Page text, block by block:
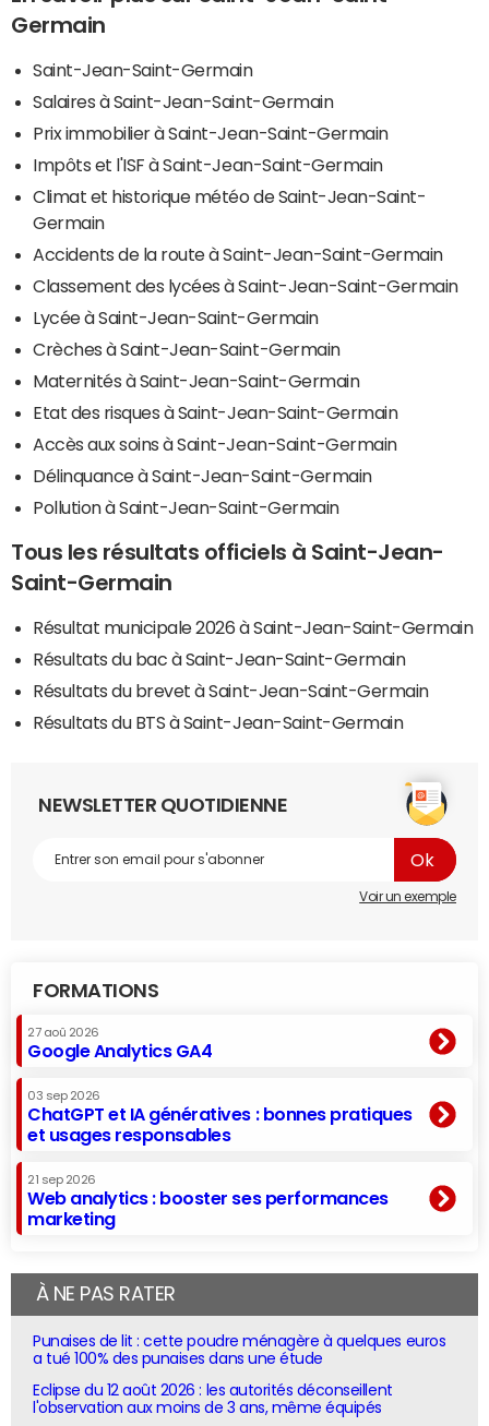
Germain
Saint-Jean-Saint-Germain
Salaires à Saint-Jean-Saint-Germain
Prix immobilier à Saint-Jean-Saint-Germain
Impôts et l'ISF à Saint-Jean-Saint-Germain
Climat et historique météo de Saint-Jean-Saint-
Germain
Accidents de la route à Saint-Jean-Saint-Germain
Classement des lycées à Saint-Jean-Saint-Germain
Lycée à Saint-Jean-Saint-Germain
Crèches à Saint-Jean-Saint-Germain
Maternités à Saint-Jean-Saint-Germain
Etat des risques à Saint-Jean-Saint-Germain
Accès aux soins à Saint-Jean-Saint-Germain
Délinquance à Saint-Jean-Saint-Germain
Pollution à Saint-Jean-Saint-Germain
Tous les résultats officiels à Saint-Jean-
Saint-Germain
Résultat municipale 2026 à Saint-Jean-Saint-Germain
Résultats du bac à Saint-Jean-Saint-Germain
Résultats du brevet à Saint-Jean-Saint-Germain
Résultats du BTS à Saint-Jean-Saint-Germain
NEWSLETTER QUOTIDIENNE
Voir un exemple
FORMATIONS
27 aoû 2026
Google Analytics GA4
03 sep 2026
ChatGPT et IA génératives : bonnes pratiques
et usages responsables
21 sep 2026
Web analytics : booster ses performances
marketing
À NE PAS RATER
Punaises de lit : cette poudre ménagère à quelques euros
a tué 100% des punaises dans une étude
Eclipse du 12 août 2026 : les autorités déconseillent
l'observation aux moins de 3 ans, même équipés